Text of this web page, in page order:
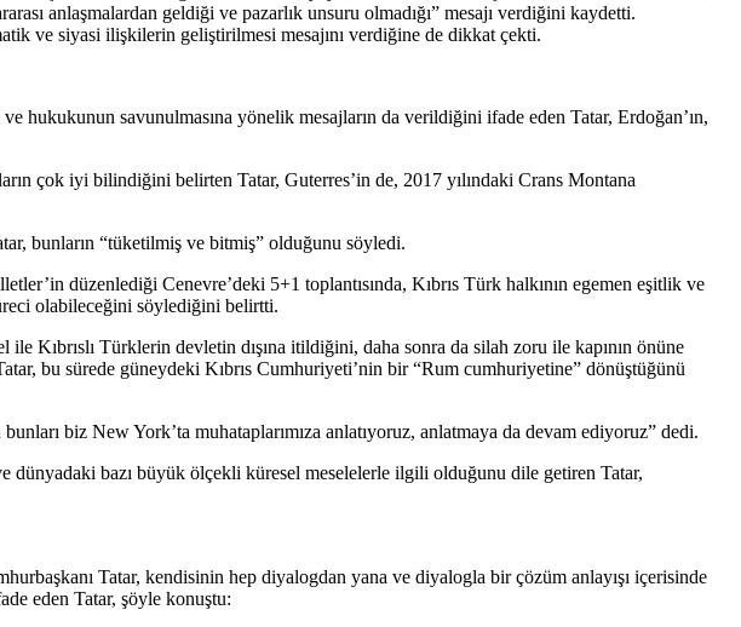
anlaşmalardan geldiği ve pazarlık unsuru olmadığı” mesajı verdiğini kaydetti.
ve siyasi ilişkilerin geliştirilmesi mesajını verdiğine de dikkat çekti.
hukukunun savunulmasına yönelik mesajların da verildiğini ifade eden Tatar, Erdoğan’ın,
çok iyi bilindiğini belirten Tatar, Guterres’in de, 2017 yılındaki Crans Montana
bunların “tüketilmiş ve bitmiş” olduğunu söyledi.
düzenlediği Cenevre’deki 5+1 toplantısında, Kıbrıs Türk halkının egemen eşitlik ve
olabileceğini söylediğini belirtti.
Kıbrıslı Türklerin devletin dışına itildiğini, daha sonra da silah zoru ile kapının önüne
bu sürede güneydeki Kıbrıs Cumhuriyeti’nin bir “Rum cumhuriyetine” dönüştüğünü
biz New York’ta muhataplarımıza anlatıyoruz, anlatmaya da devam ediyoruz” dedi.
dünyadaki bazı büyük ölçekli küresel meselelerle ilgili olduğunu dile getiren Tatar,
Tatar, kendisinin hep diyalogdan yana ve diyalogla bir çözüm anlayışı içerisinde
eden Tatar, şöyle konuştu: